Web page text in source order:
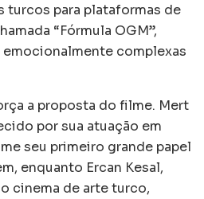
turcos para plataformas de
“Fórmula OGM”,
complexas
a proposta do filme. Mert
por sua atuação em
seu primeiro grande papel
enquanto Ercan Kesal,
cinema de arte turco,